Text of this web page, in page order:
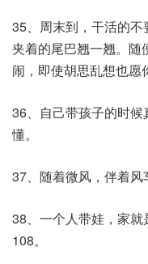
35、周末到，干活的不
夹着的尾巴翘一翘。随
闹，即使胡思乱想也愿
36、自己带孩子的时
懂。
37、随着微风，伴着风
38、一个人带娃，家
108。